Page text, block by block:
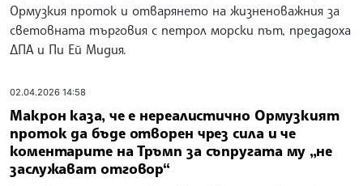
Ормузкия проток и отварянето на жизненоважния за
световната търговия с петрол морски път, предадоха
ДПА и Пи Ей Мидия.
02.04.2026 14:58
Макрон каза, че е нереалистично Ормузкият
проток да бъде отворен чрез сила и че
коментарите на Тръмп за съпругата му „не
заслужават отговор“